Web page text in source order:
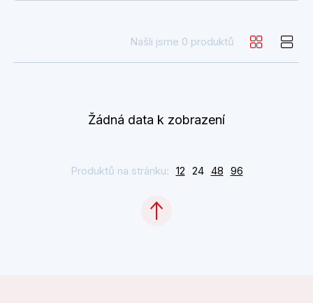
Našli jsme 0 produktů
Žádná data k zobrazení
Produktů na stránku: 12 24 48 96